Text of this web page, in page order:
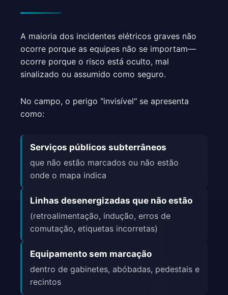
A maioria dos incidentes elétricos graves não
ocorre porque as equipes não se importam—
ocorre porque o risco está oculto, mal
sinalizado ou assumido como seguro.
No campo, o perigo "invisível" se apresenta
como:
Serviços públicos subterrâneos
que não estão marcados ou não estão
onde o mapa indica
Linhas desenergizadas que não estão
(retroalimentação, indução, erros de
comutação, etiquetas incorretas)
Equipamento sem marcação
dentro de gabinetes, abóbadas, pedestais e
recintos